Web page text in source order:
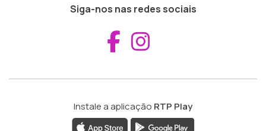
Siga-nos nas redes sociais
Aceder ao
Instale a aplicação RTP Play